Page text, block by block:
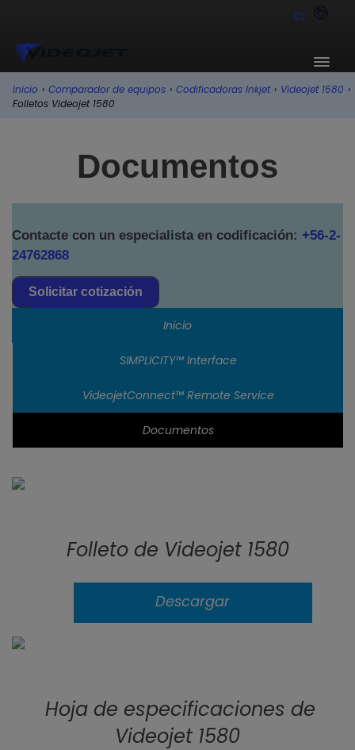
CL
Inicio › Comparador de equipos › Codificadoras Inkjet › Videojet 1580 ›
Folletos Videojet 1580
Documentos
Contacte con un especialista en codificación: +56-2-
24762868
Solicitar cotización
Inicio
SIMPLICITY™ Interface
VideojetConnect™ Remote Service
Documentos
Folleto de Videojet 1580
Descargar
Hoja de especificaciones de
Videojet 1580